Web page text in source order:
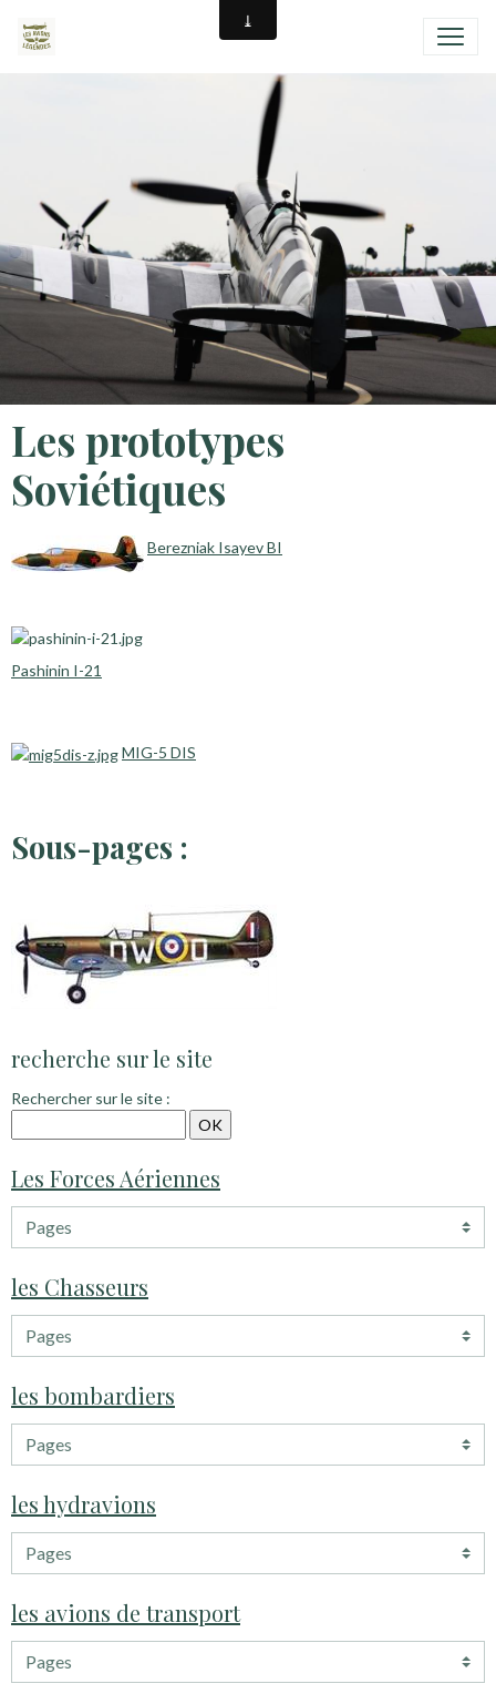
Les prototypes
Soviétiques
Berezniak Isayev BI
Pashinin I-21
MIG-5 DIS
Sous-pages :
recherche sur le site
Rechercher sur le site :
Les Forces Aériennes
les Chasseurs
les bombardiers
les hydravions
les avions de transport